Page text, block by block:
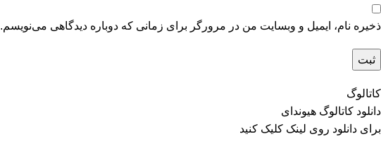
ذخیره نام، ایمیل و وبسایت من در مرورگر برای زمانی که دوباره دیدگاهی می‌نویسم.
کاتالوگ
دانلود کاتالوگ هیوندای
برای دانلود روی لینک کلیک کنید